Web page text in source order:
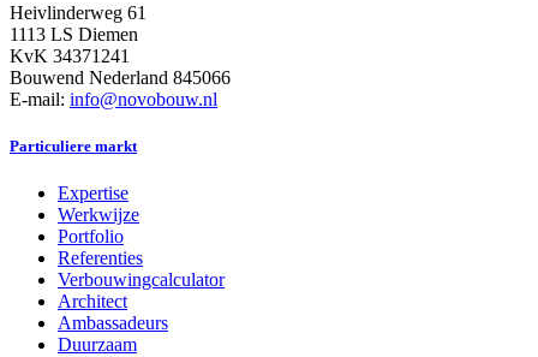
Heivlinderweg 61
1113 LS Diemen
KvK 34371241
Bouwend Nederland 845066
E-mail: info@novobouw.nl
Particuliere markt
Expertise
Werkwijze
Portfolio
Referenties
Verbouwingcalculator
Architect
Ambassadeurs
Duurzaam